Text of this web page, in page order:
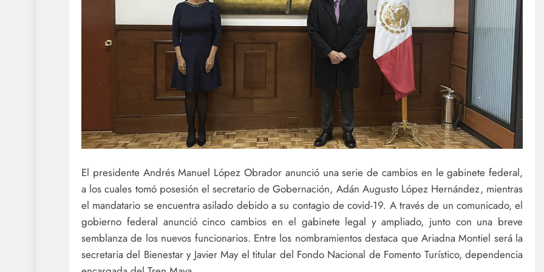
El presidente Andrés Manuel López Obrador anunció una serie de cambios en le gabinete federal,
a los cuales tomó posesión el secretario de Gobernación, Adán Augusto López Hernández, mientras
el mandatario se encuentra asilado debido a su contagio de covid-19. A través de un comunicado, el
gobierno federal anunció cinco cambios en el gabinete legal y ampliado, junto con una breve
semblanza de los nuevos funcionarios. Entre los nombramientos destaca que Ariadna Montiel será la
secretaria del Bienestar y Javier May el titular del Fondo Nacional de Fomento Turístico, dependencia